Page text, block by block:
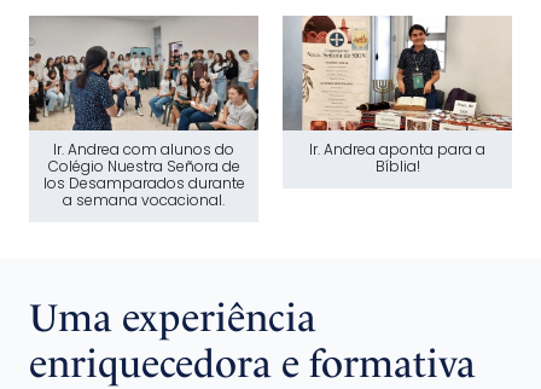
Ir. Andrea com alunos do
Colégio Nuestra Señora de
los Desamparados durante
a semana vocacional.
Ir. Andrea aponta para a
Bíblia!
Uma experiência
enriquecedora e formativa